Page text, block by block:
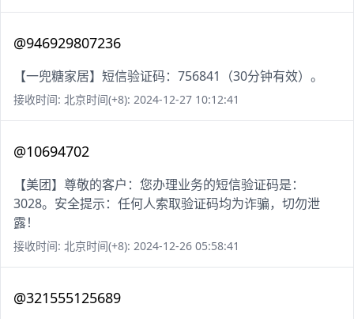
@946929807236
【一兜糖家居】短信验证码：756841（30分钟有效）。
接收时间: 北京时间(+8): 2024-12-27 10:12:41
@10694702
【美团】尊敬的客户：您办理业务的短信验证码是：
3028。安全提示：任何人索取验证码均为诈骗，切勿泄
露！
接收时间: 北京时间(+8): 2024-12-26 05:58:41
@321555125689